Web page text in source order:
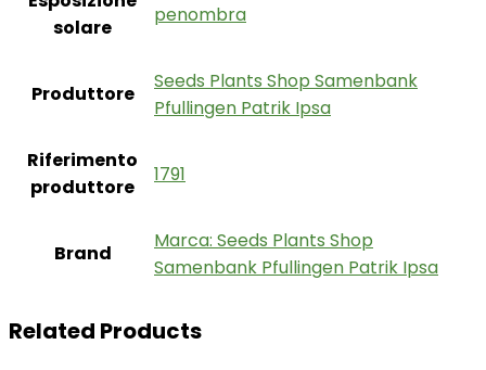
solare
‎penombra
Produttore
‎Seeds Plants Shop Samenbank
Pfullingen Patrik Ipsa
Riferimento
produttore
‎1791
Brand
Marca: Seeds Plants Shop
Samenbank Pfullingen Patrik Ipsa
Related Products